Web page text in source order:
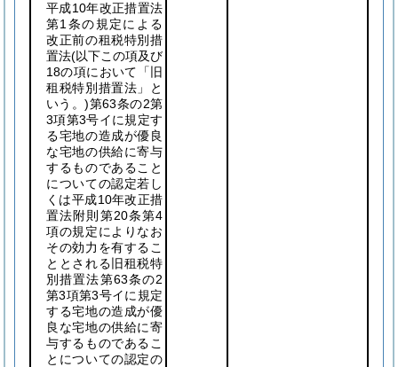
平成10年改正措置法
第1条の規定による
改正前の租税特別措
置法(以下この項及び
18の項において「旧
租税特別措置法」と
いう。)第63条の2第
3項第3号イに規定す
る宅地の造成が優良
な宅地の供給に寄与
するものであること
についての認定若し
くは平成10年改正措
置法附則第20条第4
項の規定によりなお
その効力を有するこ
ととされる旧租税特
別措置法第63条の2
第3項第3号イに規定
する宅地の造成が優
良な宅地の供給に寄
与するものであるこ
とについての認定の